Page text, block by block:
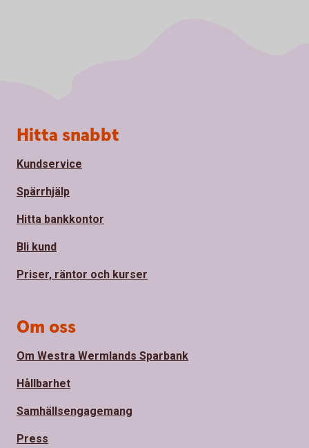
Sidfot
Hitta snabbt
Kundservice
Spärrhjälp
Hitta bankkontor
Bli kund
Priser, räntor och kurser
Om oss
Om Westra Wermlands Sparbank
Hållbarhet
Samhällsengagemang
Press